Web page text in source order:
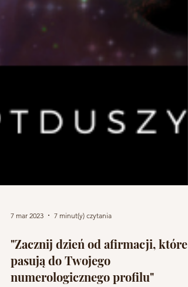
7 mar 2023 7 minut(y) czytania